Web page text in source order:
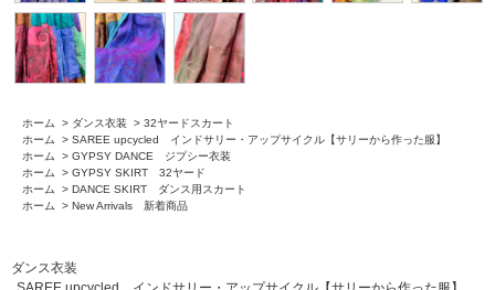
ホーム > ダンス衣装 > 32ヤードスカート
ホーム
> SAREE upcycled インドサリー・アップサイクル【サリーから作った服】
ホーム
> GYPSY DANCE ジプシー衣装
ホーム
> GYPSY SKIRT 32ヤード
ホーム
> DANCE SKIRT ダンス用スカート
ホーム
> New Arrivals 新着商品
ダンス衣装